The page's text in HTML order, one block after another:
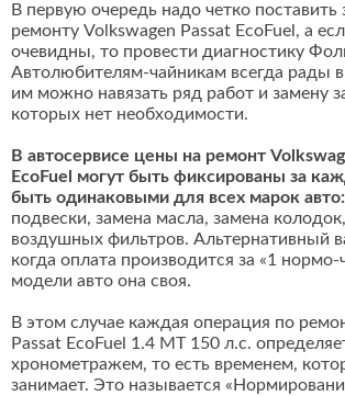
В первую очередь надо четко поставить
ремонту Volkswagen Passat EcoFuel, а
очевидны, то провести диагностику
Автолюбителям-чайникам всегда рады в
им можно навязать ряд работ и замену
которых нет необходимости.
В автосервисе цены на ремонт
EcoFuel могут быть фиксированы за
быть одинаковыми для всех марок авто:
подвески, замена масла, замена
воздушных фильтров. Альтернативный
когда оплата производится за «1
модели авто она своя.
В этом случае каждая операция по
Passat EcoFuel 1.4 MT 150 л.с.
хронометражем, то есть временем,
занимает. Это называется